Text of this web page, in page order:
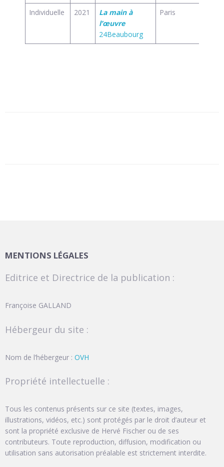
Individuelle 2021
La main à
l’œuvre
24Beaubourg
Paris
MENTIONS LÉGALES
Editrice et Directrice de la publication :
Françoise GALLAND
Hébergeur du site :
Nom de l’hébergeur : OVH
Propriété intellectuelle :
Tous les contenus présents sur ce site (textes, images,
illustrations, vidéos, etc.) sont protégés par le droit d’auteur et
sont la propriété exclusive de Hervé Fischer ou de ses
contributeurs. Toute reproduction, diffusion, modification ou
utilisation sans autorisation préalable est strictement interdite.